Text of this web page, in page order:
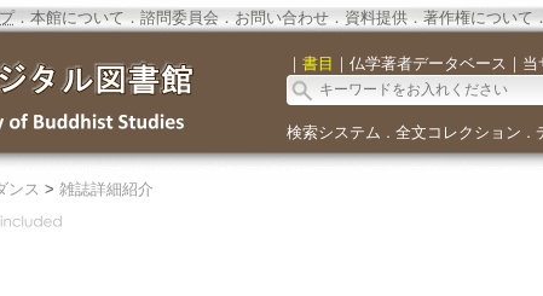
．本館について．諮問委員会．お問い合わせ．資料提供．著作権について
｜ 書目 ｜ 仏学著者データベース ｜ 当
検索システム ． 全文コレクション ．
ンス > 雑誌詳細紹介